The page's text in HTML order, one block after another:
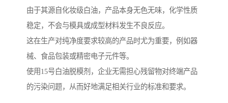
由于其源自化妆级白油，产品本身无色无味，化学性质
稳定，不会与模具或成型材料发生不良反应。
这在生产对纯净度要求较高的产品时尤为重要，例如器
械、食品包装或精密电子元件等。
使用15号白油脱模剂，企业无需担心残留物对终端产品
的污染问题，从而好地满足相关行业的标准和要求。